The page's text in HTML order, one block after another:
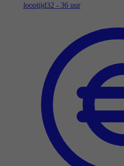
looptijd32 - 36 uur